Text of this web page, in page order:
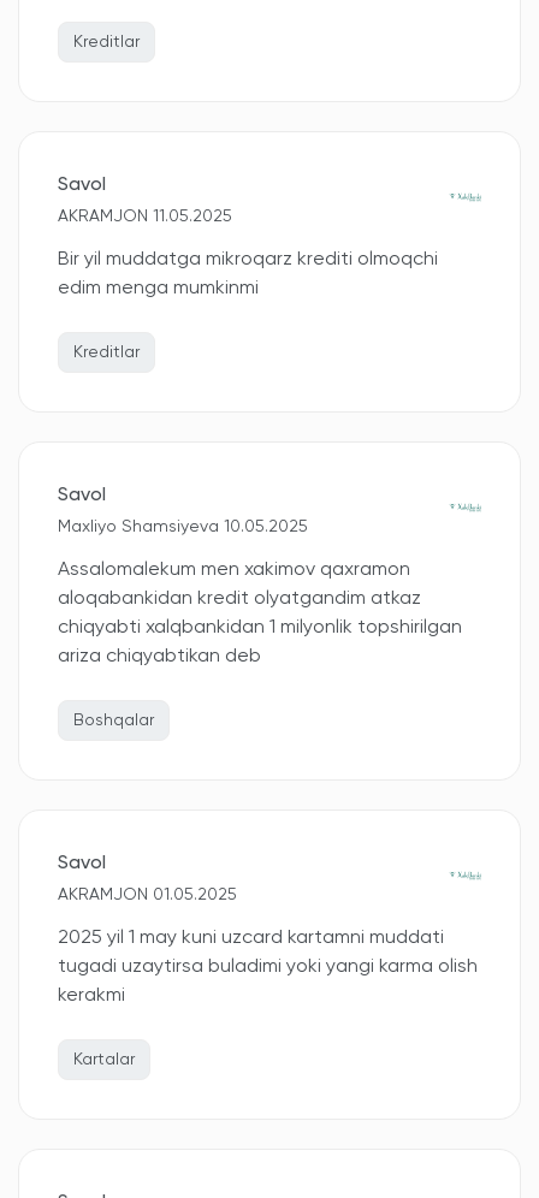
Kreditlar
Savol
AKRAMJON 11.05.2025
Bir yil muddatga mikroqarz krediti olmoqchi
edim menga mumkinmi
Kreditlar
Savol
Maxliyo Shamsiyeva 10.05.2025
Assalomalekum men xakimov qaxramon
aloqabankidan kredit olyatgandim atkaz
chiqyabti xalqbankidan 1 milyonlik topshirilgan
ariza chiqyabtikan deb
Boshqalar
Savol
AKRAMJON 01.05.2025
2025 yil 1 may kuni uzcard kartamni muddati
tugadi uzaytirsa buladimi yoki yangi karma olish
kerakmi
Kartalar